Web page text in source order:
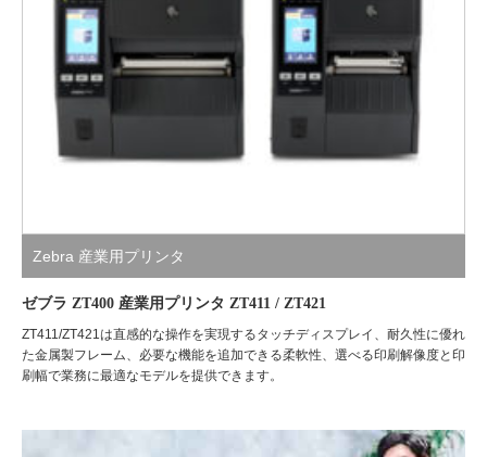
Zebra 産業用プリンタ
ゼブラ ZT400 産業用プリンタ ZT411 / ZT421
ZT411/ZT421は直感的な操作を実現するタッチディスプレイ、耐久性に優れ
た金属製フレーム、必要な機能を追加できる柔軟性、選べる印刷解像度と印
刷幅で業務に最適なモデルを提供できます。